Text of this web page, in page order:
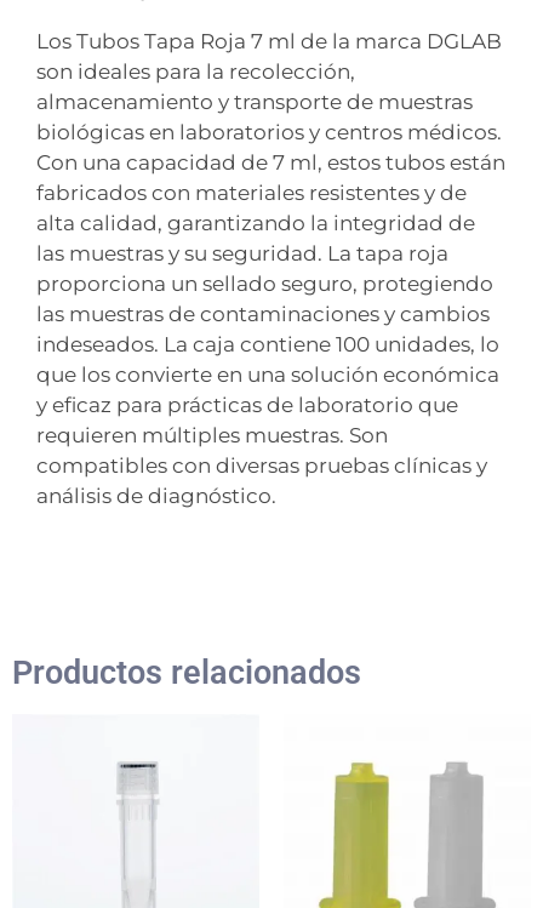
Los Tubos Tapa Roja 7 ml de la marca DGLAB
son ideales para la recolección,
almacenamiento y transporte de muestras
biológicas en laboratorios y centros médicos.
Con una capacidad de 7 ml, estos tubos están
fabricados con materiales resistentes y de
alta calidad, garantizando la integridad de
las muestras y su seguridad. La tapa roja
proporciona un sellado seguro, protegiendo
las muestras de contaminaciones y cambios
indeseados. La caja contiene 100 unidades, lo
que los convierte en una solución económica
y eficaz para prácticas de laboratorio que
requieren múltiples muestras. Son
compatibles con diversas pruebas clínicas y
análisis de diagnóstico.
Productos relacionados